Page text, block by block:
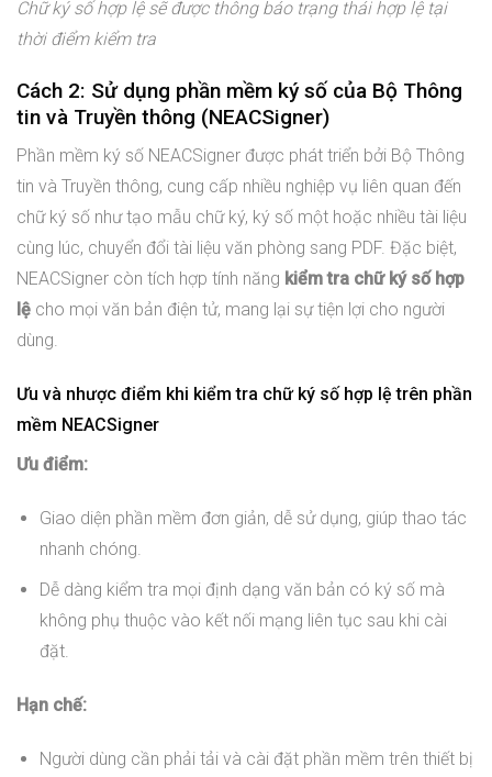
Chữ ký số hợp lệ sẽ được thông báo trạng thái hợp lệ tại
thời điểm kiểm tra
Cách 2: Sử dụng phần mềm ký số của Bộ Thông
tin và Truyền thông (NEACSigner)
Phần mềm ký số NEACSigner được phát triển bởi Bộ Thông
tin và Truyền thông, cung cấp nhiều nghiệp vụ liên quan đến
chữ ký số như tạo mẫu chữ ký, ký số một hoặc nhiều tài liệu
cùng lúc, chuyển đổi tài liệu văn phòng sang PDF. Đặc biệt,
NEACSigner còn tích hợp tính năng kiểm tra chữ ký số hợp
lệ cho mọi văn bản điện tử, mang lại sự tiện lợi cho người
dùng.
Ưu và nhược điểm khi kiểm tra chữ ký số hợp lệ trên phần
mềm NEACSigner
Ưu điểm:
Giao diện phần mềm đơn giản, dễ sử dụng, giúp thao tác
nhanh chóng.
Dễ dàng kiểm tra mọi định dạng văn bản có ký số mà
không phụ thuộc vào kết nối mạng liên tục sau khi cài
đặt.
Hạn chế:
Người dùng cần phải tải và cài đặt phần mềm trên thiết bị